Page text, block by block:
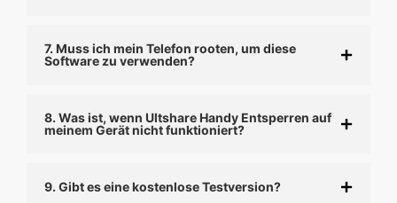
7. Muss ich mein Telefon rooten, um diese
Software zu verwenden?
8. Was ist, wenn Ultshare Handy Entsperren auf
meinem Gerät nicht funktioniert?
9. Gibt es eine kostenlose Testversion?